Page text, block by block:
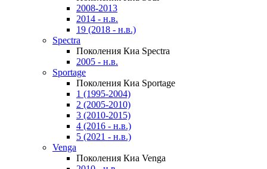
2008-2013
2014 - н.в.
19 (2018 - н.в.)
Spectra
Поколения Киа Spectra
2005 - н.в.
Sportage
Поколения Киа Sportage
1 (1995-2004)
2 (2005-2010)
3 (2010-2015)
4 (2016 - н.в.)
5 (2021 - н.в.)
Venga
Поколения Киа Venga